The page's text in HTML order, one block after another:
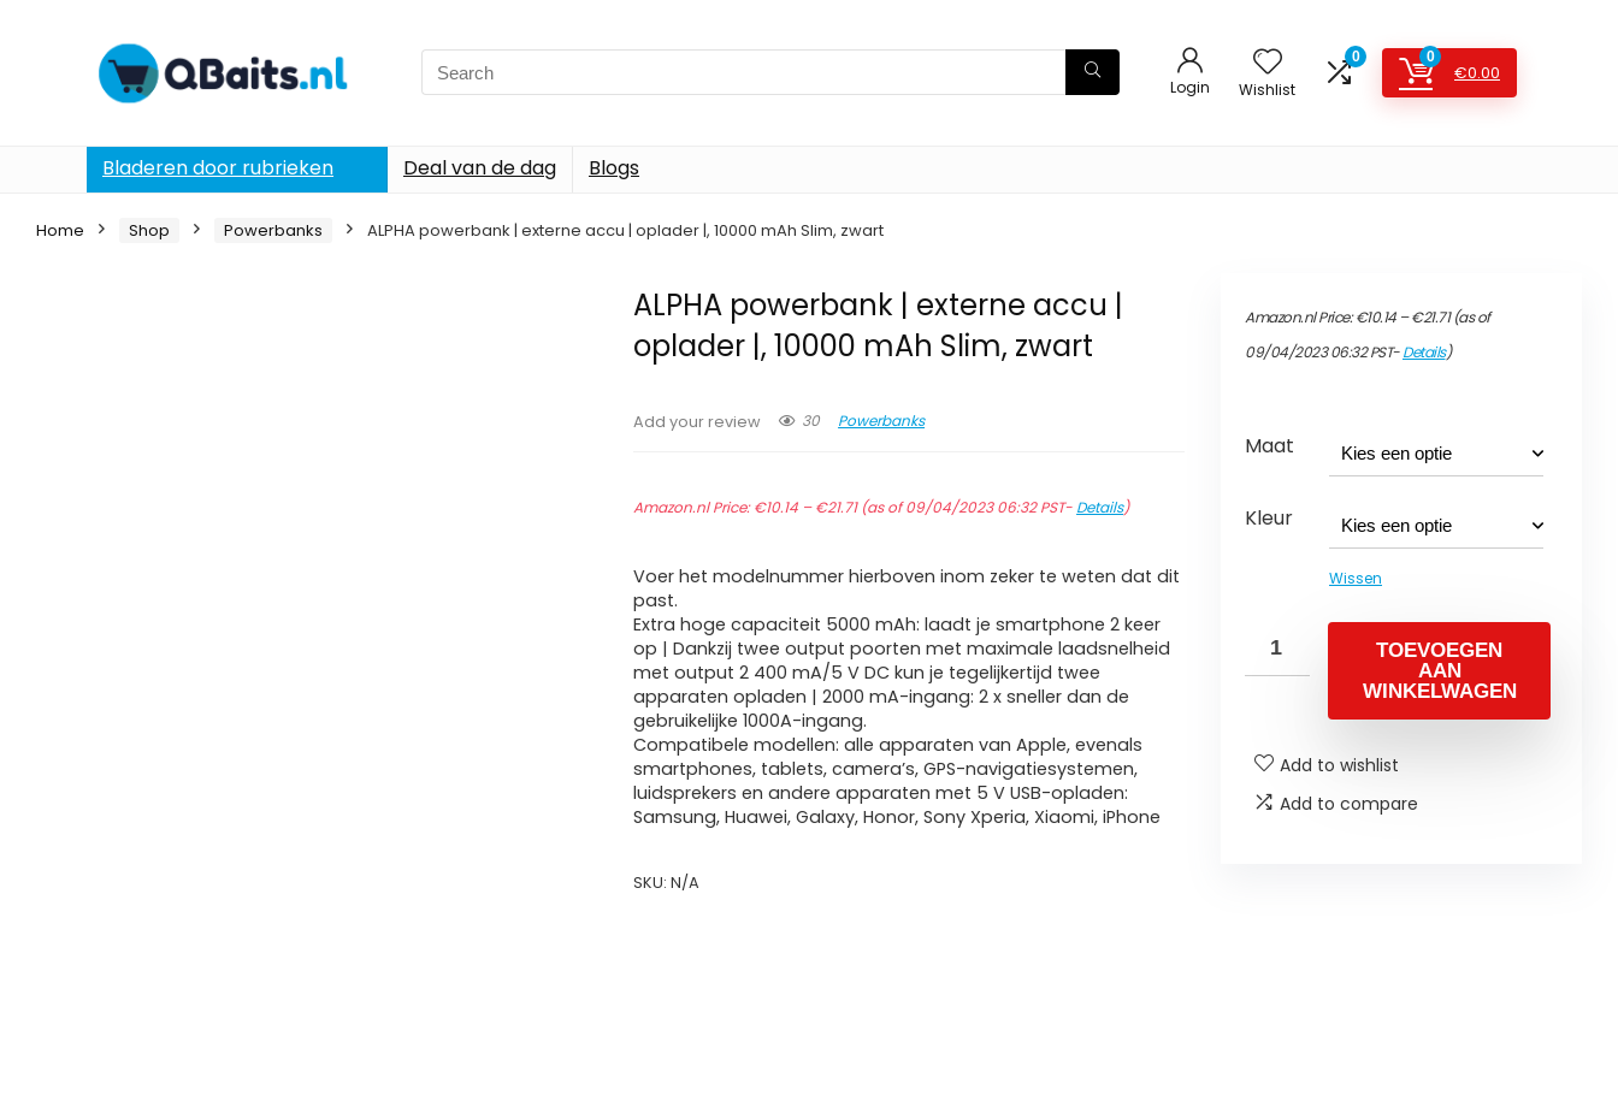
Search
for:
Login Wishlist
0 0
€0.00
Bladeren door rubrieken Deal van de dag Blogs
Home Shop Powerbanks ALPHA powerbank | externe accu | oplader |, 10000 mAh Slim, zwart
ALPHA powerbank | externe accu |
oplader |, 10000 mAh Slim, zwart
Add your review 30 Powerbanks
Amazon.nl Price:€10.14 – €21.71€10.14
(as of 09/04/2023 06:32 PST- Details)
Voer het modelnummer hierboven inom zeker te weten dat dit
past.
Extra hoge capaciteit 5000 mAh: laadt je smartphone 2 keer
op | Dankzij twee output poorten met maximale laadsnelheid
met output 2 400 mA/5 V DC kun je tegelijkertijd twee
apparaten opladen | 2000 mA-ingang: 2 x sneller dan de
gebruikelijke 1000A-ingang.
Compatibele modellen: alle apparaten van Apple, evenals
smartphones, tablets, camera’s, GPS-navigatiesystemen,
luidsprekers en andere apparaten met 5 V USB-opladen:
Samsung, Huawei, Galaxy, Honor, Sony Xperia, Xiaomi, iPhone
SKU:N/A
Amazon.nl Price:€10.14 – €21.71
Prijsklasse:
€10.14
tot
(as of
09/04/2023 06:32 PST-Details)
Maat
Kleur
Wissen
TOEVOEGEN
AAN
WINKELWAGEN
Add to wishlist
Add to compare